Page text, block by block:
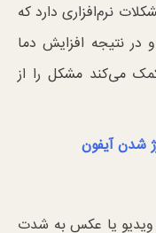
نرم‌افزاری دارد که
نتیجه افزایش دما
می‌کند مشکل را از
شدن آیفون
ویدیو یا عکس به شدت